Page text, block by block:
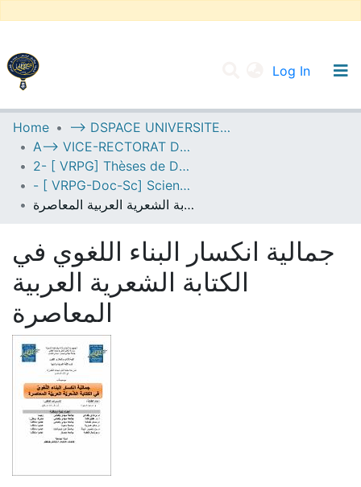
Log In
UNIVERSITY OF D.L SIDI BEL ABBES
Communities & Collections
All of DSpace
Statistics
Home
--> DSPACE UNIVERSITE DJILALLI LIABES DE SIDI BEL ABBES
A--> VICE-RECTORAT DE LA POST-GRADUATION
2- [ VRPG] Thèses de Doctorat en Sciences
- [ VRPG-Doc-Sc] Sciences humaines et sociales --- علوم إنسانية واجتماعية
جمالية انكسار البناء اللغوي في الكتابة الشعرية العربية المعاصرة
جمالية انكسار البناء اللغوي في
الكتابة الشعرية العربية
المعاصرة